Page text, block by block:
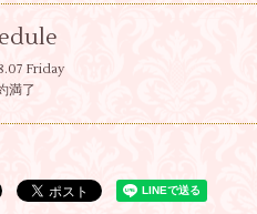
Friday
満了